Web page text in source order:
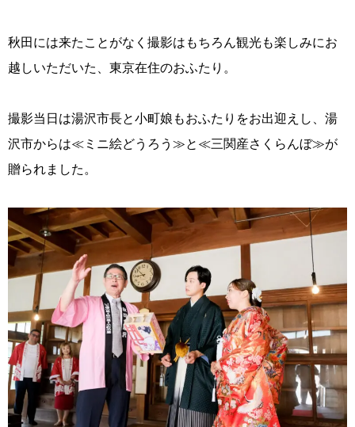
秋田には来たことがなく撮影はもちろん観光も楽しみにお
越しいただいた、東京在住のおふたり。
撮影当日は湯沢市長と小町娘もおふたりをお出迎えし、湯
沢市からは≪ミニ絵どうろう≫と≪三関産さくらんぼ≫が
贈られました。